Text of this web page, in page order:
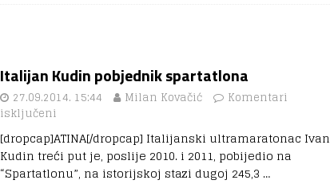
Italijan Kudin pobjednik spartatlona
27.09.2014. 15:44 Milan Kovačić
Komentari
isključeni
[dropcap]ATINA[/dropcap] Italijanski ultramaratonac Ivan
Kudin treći put je, poslije 2010. i 2011, pobijedio na
“Spartatlonu”, na istorijskoj stazi dugoj 245,3 …